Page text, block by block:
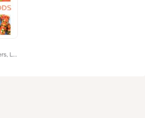
The London Mozart Players, London Symphony Orchestra, Kuno Schmid and his Orchestra, Mayfair Symphony Orchestra, Mayfair String ...